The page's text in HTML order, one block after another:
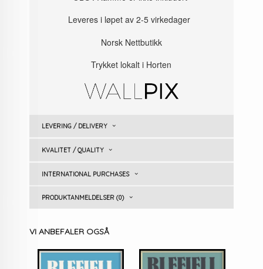
Leveres i løpet av 2-5 virkedager
Norsk Nettbutikk
Trykket lokalt i Horten
LEVERING / DELIVERY
KVALITET / QUALITY
INTERNATIONAL PURCHASES
PRODUKTANMELDELSER (0)
VI ANBEFALER OGSÅ